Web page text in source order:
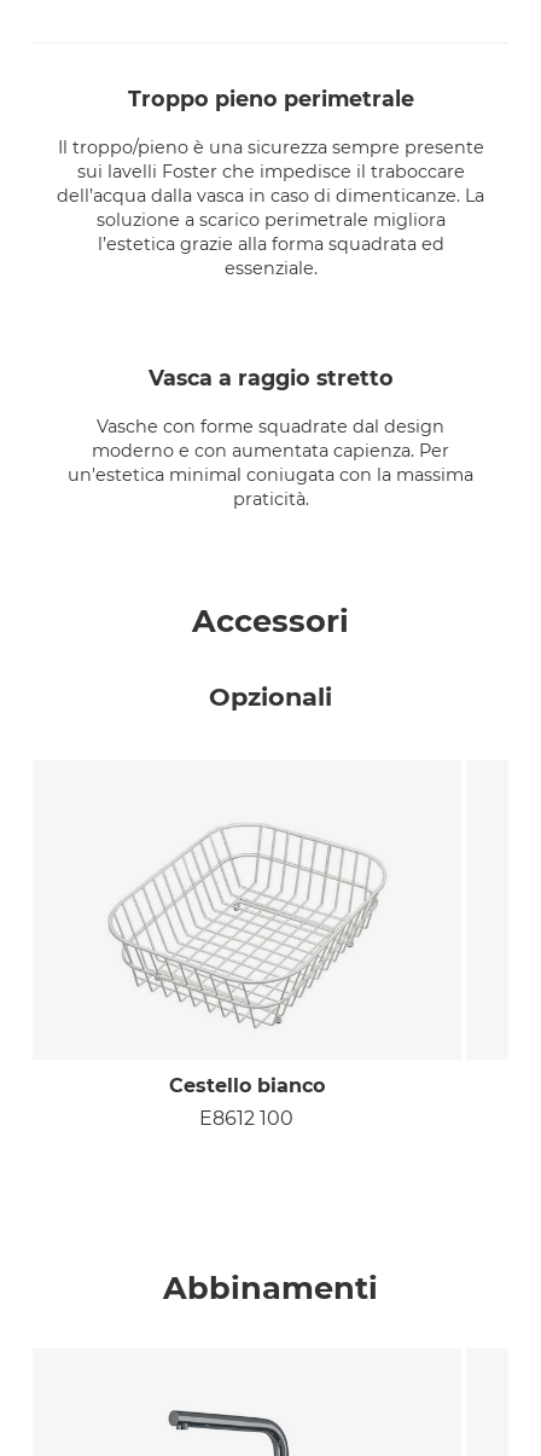
troppo pieno perimetrale
Il troppo/pieno è una sicurezza sempre presente
sui lavelli Foster che impedisce il traboccare
dell’acqua dalla vasca in caso di dimenticanze. La
soluzione a scarico perimetrale migliora
l’estetica grazie alla forma squadrata ed
essenziale.
vasca a raggio stretto
Vasche con forme squadrate dal design
moderno e con aumentata capienza. Per
un'estetica minimal coniugata con la massima
praticità.
Accessori
Opzionali
Cestello bianco
E8612 100
Abbinamenti